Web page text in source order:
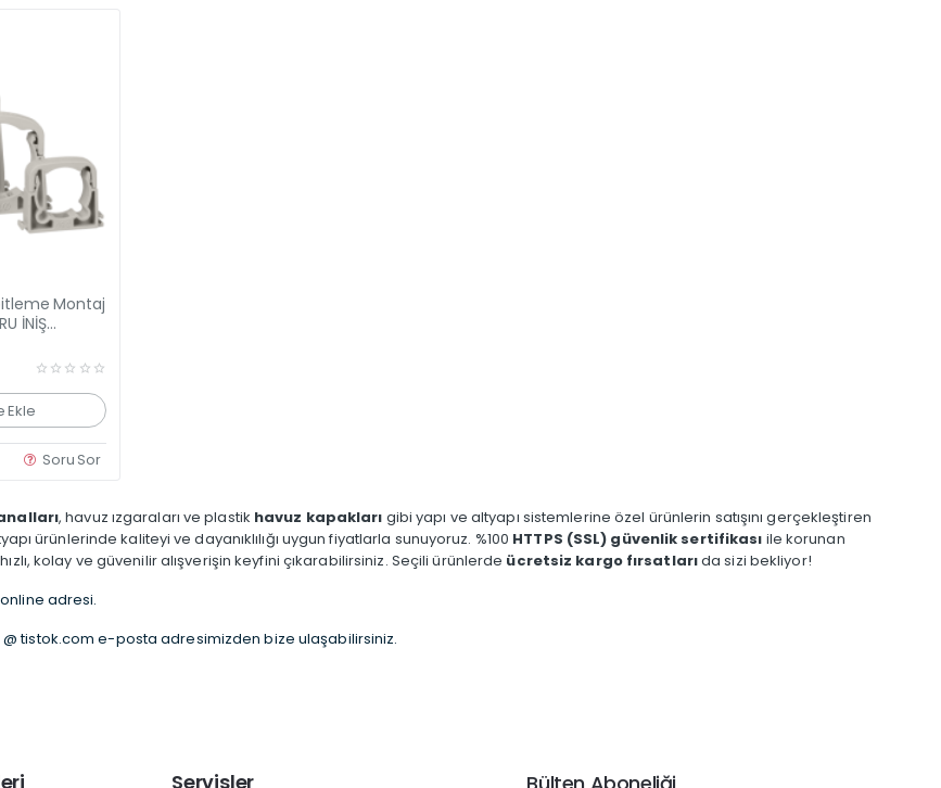
Yeni Ürün
Montaj
İNİŞ
1 Koli
Ekle
Soru Sor
, havuz ızgaraları ve plastik havuz kapakları gibi yapı ve altyapı sistemlerine özel ürünlerin satışını gerçekleştiren
ürünlerinde kaliteyi ve dayanıklılığı uygun fiyatlarla sunuyoruz. %100 HTTPS (SSL) güvenlik sertifikası ile korunan
kolay ve güvenilir alışverişin keyfini çıkarabilirsiniz. Seçili ürünlerde ücretsiz kargo fırsatlarıda sizi bekliyor!
adresi.
@ tistok.com e-posta adresimizden bize ulaşabilirsiniz.
Servisler